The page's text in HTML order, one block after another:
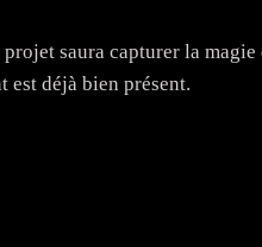
projet saura capturer la
est déjà bien présent.